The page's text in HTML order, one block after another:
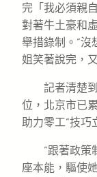
完「我必須親
對著牛土豪和
舉措錄制。“沒
姐笑著說完，
記者清楚
位，北京市已
助力零工“技巧
“跟著政策
座本能，驅使